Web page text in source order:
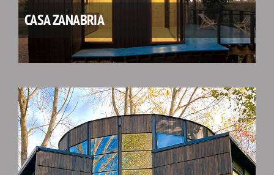
CASA ZANABRIA